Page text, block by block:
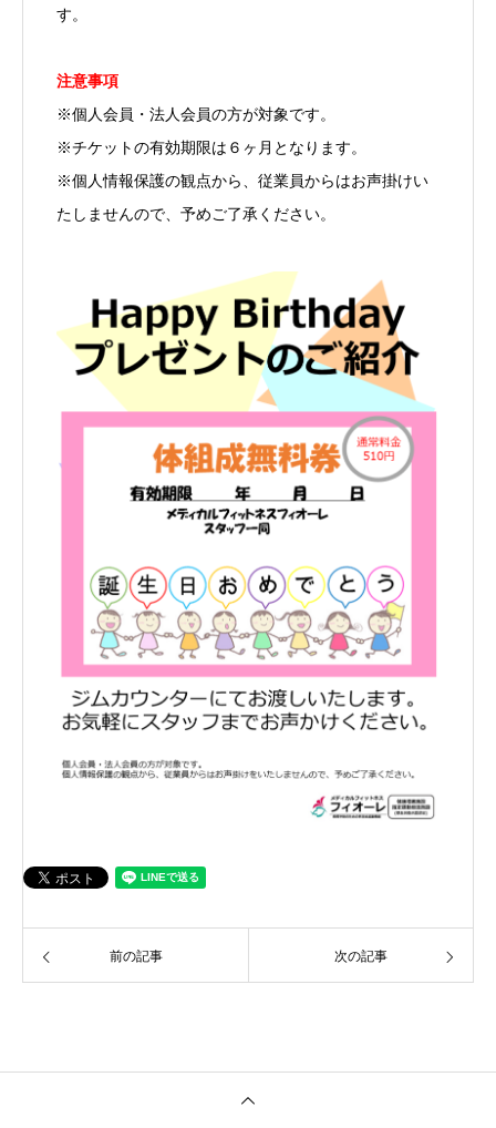
す。
注意事項
※個人会員・法人会員の方が対象です。
※チケットの有効期限は６ヶ月となります。
※個人情報保護の観点から、従業員からはお声掛けい
たしませんので、予めご了承ください。
前の記事 次の記事